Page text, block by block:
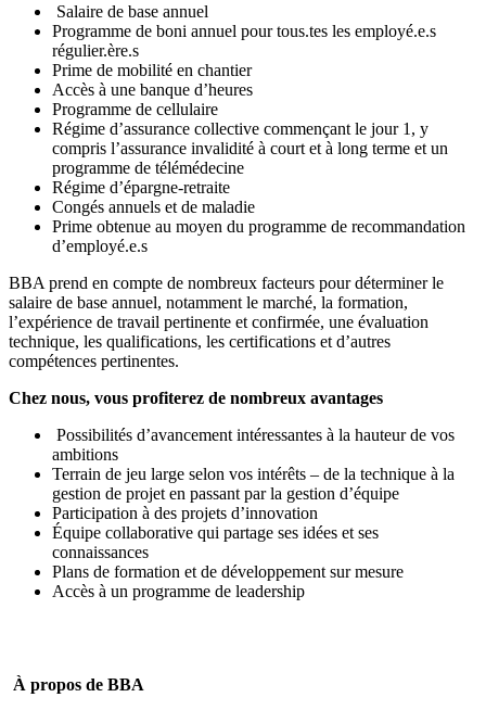
Salaire de base annuel
Programme de boni annuel pour tous.tes les employé.e.s
régulier.ère.s
Prime de mobilité en chantier
Accès à une banque d’heures
Programme de cellulaire
Régime d’assurance collective commençant le jour 1, y
compris l’assurance invalidité à court et à long terme et un
programme de télémédecine
Régime d’épargne-retraite
Congés annuels et de maladie
Prime obtenue au moyen du programme de recommandation
d’employé.e.s
BBA prend en compte de nombreux facteurs pour déterminer le
salaire de base annuel, notamment le marché, la formation,
l’expérience de travail pertinente et confirmée, une évaluation
technique, les qualifications, les certifications et d’autres
compétences pertinentes.
Chez nous, vous profiterez de nombreux avantages
Possibilités d’avancement intéressantes à la hauteur de vos
ambitions
Terrain de jeu large selon vos intérêts – de la technique à la
gestion de projet en passant par la gestion d’équipe
Participation à des projets d’innovation
Équipe collaborative qui partage ses idées et ses
connaissances
Plans de formation et de développement sur mesure
Accès à un programme de leadership
À propos de BBA